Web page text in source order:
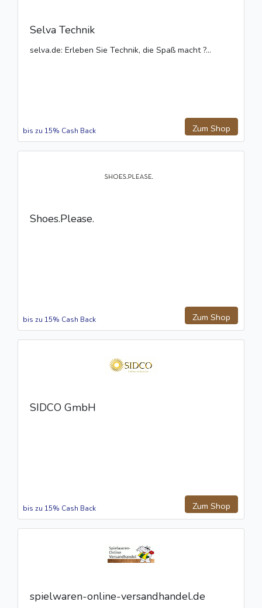
Selva Technik
selva.de: Erleben Sie Technik, die Spaß macht ?...
Zum Shop
bis zu 15% Cash Back
Shoes.Please.
Zum Shop
bis zu 15% Cash Back
SIDCO GmbH
Zum Shop
bis zu 15% Cash Back
spielwaren-online-versandhandel.de